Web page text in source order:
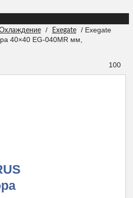
/ Exegate
/ Exegate
40×40 EG-040MR мм,
100